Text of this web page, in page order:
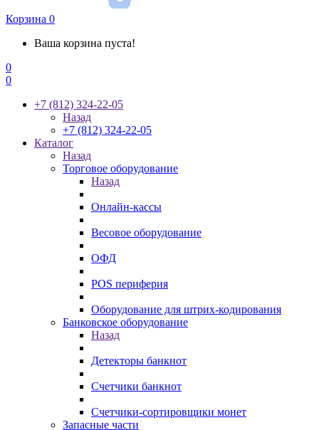
Корзина 0
Ваша корзина пуста!
0
0
+7 (812) 324-22-05
Назад
+7 (812) 324-22-05
Каталог
Назад
Торговое оборудование
Назад
Онлайн-кассы
Весовое оборудование
ОФД
POS периферия
Оборудование для штрих-кодирования
Банковское оборудование
Назад
Детекторы банкнот
Счетчики банкнот
Счетчики-сортировщики монет
Запасные части